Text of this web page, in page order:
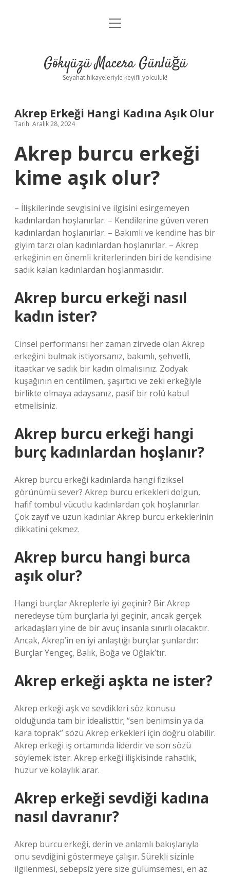
Anasayfa
Yasal Uyarı
menüyü
Gökyüzü Macera Günlüğü
Seyahat hikayeleriyle keyifli yolculuk!
Akrep Erkeği Hangi Kadına Aşık Olur
Tarih: Aralık 28, 2024
Akrep burcu erkeği
kime aşık olur?
– İlişkilerinde sevgisini ve ilgisini esirgemeyen
kadınlardan hoşlanırlar. – Kendilerine güven veren
kadınlardan hoşlanırlar. – Bakımlı ve kendine has bir
giyim tarzı olan kadınlardan hoşlanırlar. – Akrep
erkeğinin en önemli kriterlerinden biri de kendisine
sadık kalan kadınlardan hoşlanmasıdır.
Akrep burcu erkeği nasıl
kadın ister?
Cinsel performansı her zaman zirvede olan Akrep
erkeğini bulmak istiyorsanız, bakımlı, şehvetli,
itaatkar ve sadık bir kadın olmalısınız. Zodyak
kuşağının en centilmen, şaşırtıcı ve zeki erkeğiyle
birlikte olmaya adaysanız, pasif bir rolü kabul
etmelisiniz.
Akrep burcu erkeği hangi
burç kadınlardan hoşlanır?
Akrep burcu erkeği kadınlarda hangi fiziksel
görünümü sever? Akrep burcu erkekleri dolgun,
hafif tombul vücutlu kadınlardan çok hoşlanırlar.
Çok zayıf ve uzun kadınlar Akrep burcu erkeklerinin
dikkatini çekmez.
Akrep burcu hangi burca
aşık olur?
Hangi burçlar Akreplerle iyi geçinir? Bir Akrep
neredeyse tüm burçlarla iyi geçinir, ancak gerçek
arkadaşları yine de bir avuç insanla sınırlı olacaktır.
Ancak, Akrep’in en iyi anlaştığı burçlar şunlardır:
Burçlar Yengeç, Balık, Boğa ve Oğlak’tır.
Akrep erkeği aşkta ne ister?
Akrep erkeği aşk ve sevdikleri söz konusu
olduğunda tam bir idealisttir; “sen benimsin ya da
kara toprak” sözü Akrep erkekleri için doğru olabilir.
Akrep erkeği iş ortamında liderdir ve son sözü
söylemek ister. Akrep erkeği ilişkisinde rahatlık,
huzur ve kolaylık arar.
Akrep erkeği sevdiği kadına
nasıl davranır?
Akrep burcu erkeği, derin ve anlamlı bakışlarıyla
onu sevdiğini göstermeye çalışır. Sürekli sizinle
ilgilenmesi, sebepsiz yere size gülümsemesi, en az